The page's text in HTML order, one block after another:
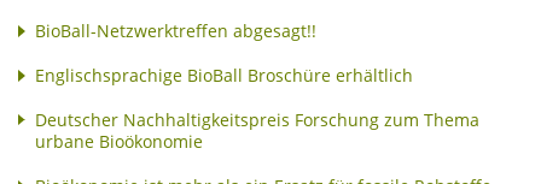
BioBall-Netzwerktreffen abgesagt!!
Englischsprachige BioBall Broschüre erhältlich
Deutscher Nachhaltigkeitspreis Forschung zum Thema
urbane Bioökonomie